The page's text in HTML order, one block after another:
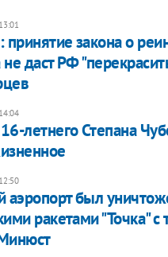
​принятие закона о
даст РФ
летнего Степана
аэропорт был
ракетами "Точка" с